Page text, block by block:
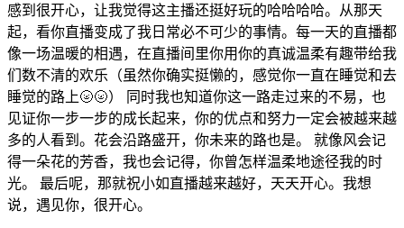
感到很开心，让我觉得这主播还挺好玩的哈哈哈哈。从那天
起，看你直播变成了我日常必不可少的事情。每一天的直播都
像一场温暖的相遇，在直播间里你用你的真诚温柔有趣带给我
们数不清的欢乐（虽然你确实挺懒的，感觉你一直在睡觉和去
睡觉的路上🌝🌝） 同时我也知道你这一路走过来的不易，也
见证你一步一步的成长起来，你的优点和努力一定会被越来越
多的人看到。花会沿路盛开，你未来的路也是。 就像风会记
得一朵花的芳香，我也会记得，你曾怎样温柔地途径我的时
光。 最后呢，那就祝小如直播越来越好，天天开心。我想
说，遇见你，很开心。